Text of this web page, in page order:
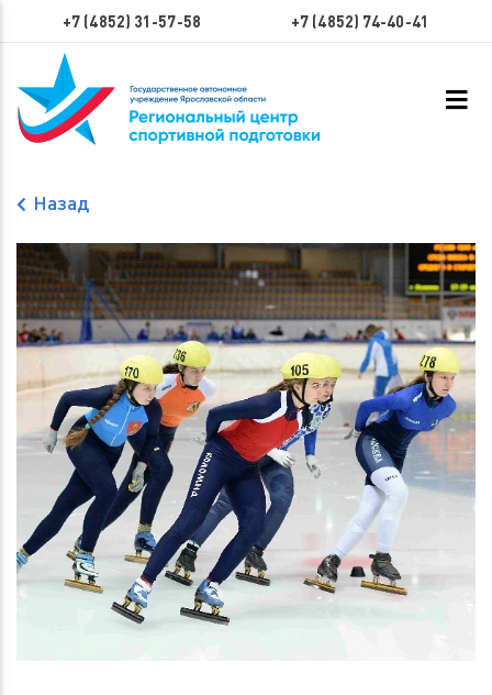
+7 (4852) 31-57-58 +7 (4852) 74-40-41
Назад